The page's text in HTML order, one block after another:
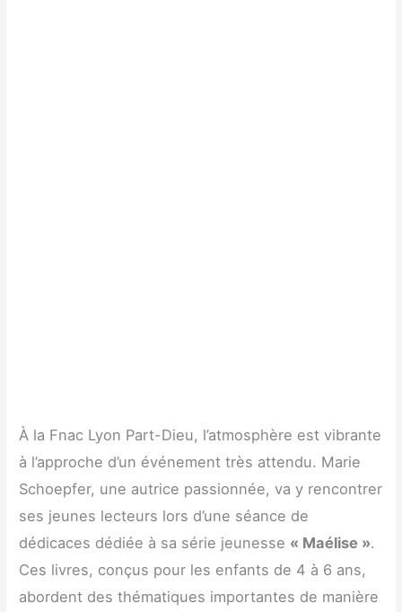
À la Fnac Lyon Part-Dieu, l’atmosphère est vibrante
à l’approche d’un événement très attendu. Marie
Schoepfer, une autrice passionnée, va y rencontrer
ses jeunes lecteurs lors d’une séance de
dédicaces dédiée à sa série jeunesse « Maélise ».
Ces livres, conçus pour les enfants de 4 à 6 ans,
abordent des thématiques importantes de manière